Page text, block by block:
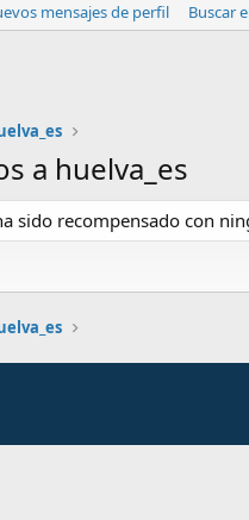
mensajes de perfil Buscar
a huelva_es
sido recompensado con